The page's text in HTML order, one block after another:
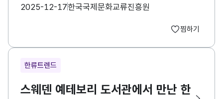
등록일
2025-12-17수집기관한국국제문화교류진흥원
찜하기
한류트렌드
스웨덴 예테보리 도서관에서 만난 한